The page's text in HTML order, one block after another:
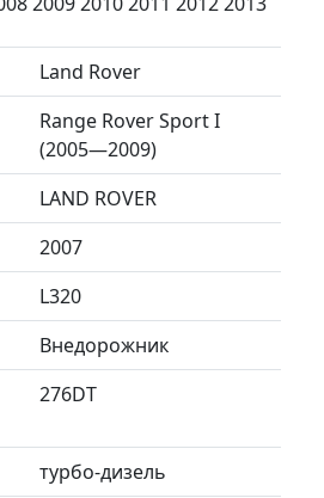
Land Rover
Range Rover Sport I
(2005—2009)
LAND ROVER
2007
L320
Внедорожник
276DT
турбо-дизель